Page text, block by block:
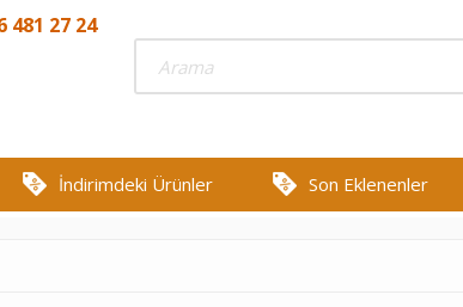
481 27 24
İndirimdeki Ürünler Son Eklenenler